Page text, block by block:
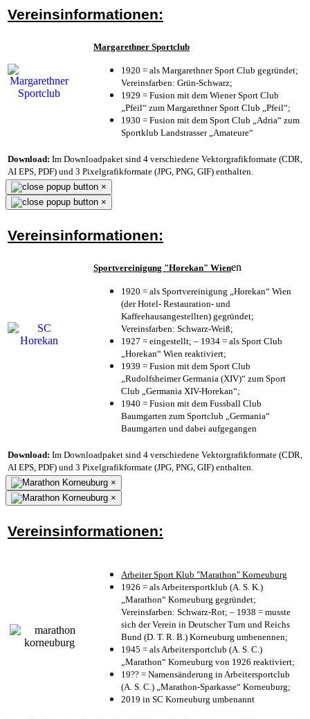
Vereinsinformationen:
Margarethner Sportclub
1920 = als Margarethner Sport Club gegründet;
Vereinsfarben: Grün-Schwarz;
1929 = Fusion mit dem Wiener Sport Club
„Pfeil“ zum Margarethner Sport Club „Pfeil“;
1930 = Fusion mit dem Sport Club „Adria“ zum
Sportklub Landstrasser „Amateure“
Download: Im Downloadpaket sind 4 verschiedene Vektorgrafikformate (CDR,
AI EPS, PDF) und 3 Pixelgrafikformate (JPG, PNG, GIF) enthalten.
×
×
Vereinsinformationen:
Sportvereinigung "Horekan" Wienen
1920 = als Sportvereinigung „Horekan“ Wien
(der Hotel- Restauration- und
Kaffeehausangestellten) gegründet;
Vereinsfarben: Schwarz-Weiß;
1927 = eingestellt; – 1934 = als Sport Club
„Horekan“ Wien reaktiviert;
1939 = Fusion mit dem Sport Club
„Rudolfsheimer Germania (XIV)“ zum Sport
Club „Germania XIV-Horekan“;
1940 = Fusion mit dem Fussball Club
Baumgarten zum Sportclub „Germania“
Baumgarten und dabei aufgegangen
Download: Im Downloadpaket sind 4 verschiedene Vektorgrafikformate (CDR,
AI EPS, PDF) und 3 Pixelgrafikformate (JPG, PNG, GIF) enthalten.
×
×
Vereinsinformationen:
Arbeiter Sport Klub "Marathon" Korneuburg
1926 = als Arbeitersportklub (A. S. K.)
„Marathon“ Korneuburg gegründet;
Vereinsfarben: Schwarz-Rot; – 1938 = musste
sich der Verein in Deutscher Turn und Reichs
Bund (D. T. R. B.) Korneuburg umbenennen;
1945 = als Arbeitersportclub (A. S. C.)
„Marathon“ Korneuburg von 1926 reaktiviert;
19?? = Namensänderung in Arbeitersportclub
(A. S. C.) „Marathon-Sparkasse“ Korneuburg;
2019 in SC Korneuburg umbenannt